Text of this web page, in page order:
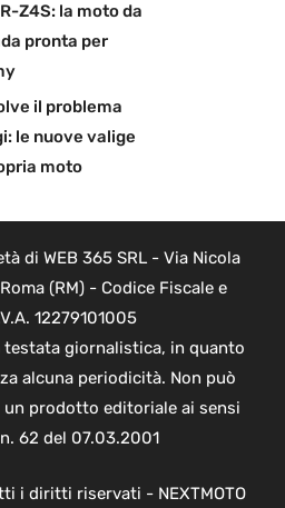
Z4S: la moto da
pronta per
il problema
le nuove valige
moto
di WEB 365 SRL - Via Nicola
(RM) - Codice Fiscale e
12279101005
giornalistica, in quanto
alcuna periodicità. Non può
prodotto editoriale ai sensi
62 del 07.03.2001
i diritti riservati - NEXTMOTO